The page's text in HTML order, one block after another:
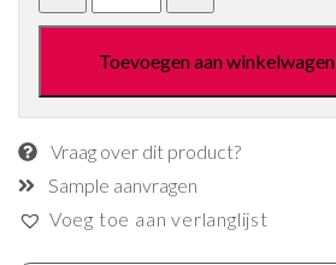
Toevoegen aan winkelwagen
Vraag over dit product?
Sample aanvragen
Voeg toe aan verlanglijst